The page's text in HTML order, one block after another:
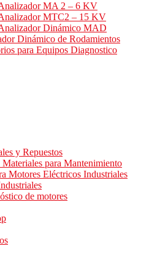
MA 2 – 6 KV
MTC2 – 15 KV
Dinámico MAD
Dinámico de Rodamientos
para Equipos Diagnostico
y Repuestos
para Mantenimiento
Motores Eléctricos Industriales
de motores